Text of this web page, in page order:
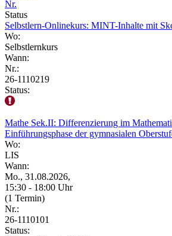
Nr.
Status
Selbstlern-Onlinekurs: MINT-Inhalte mit
Wo:
Selbstlernkurs
Wann:
Nr.:
26-1110219
Status:
Mathe Sek.II: Differenzierung im
Einführungsphase der gymnasialen
Wo:
LIS
Wann:
Mo., 31.08.2026,
15:30 - 18:00 Uhr
(1 Termin)
Nr.:
26-1110101
Status: